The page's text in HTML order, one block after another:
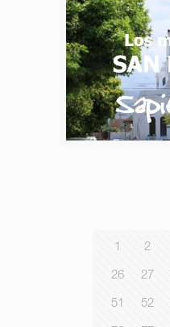
1 2
26 27
51 52